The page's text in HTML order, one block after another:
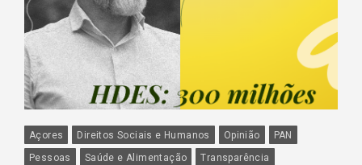
Açores Direitos Sociais e Humanos Opinião
PAN
Pessoas
Saúde e Alimentação Transparência